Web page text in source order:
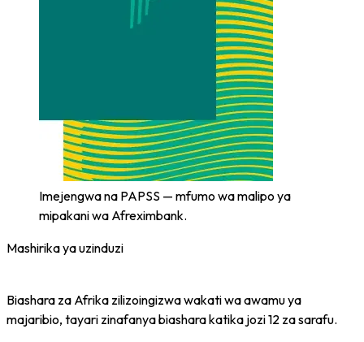
Imejengwa na PAPSS — mfumo wa malipo ya
mipakani wa Afreximbank.
Mashirika ya uzinduzi
Biashara za Afrika zilizoingizwa wakati wa awamu ya
majaribio, tayari zinafanya biashara katika jozi 12 za sarafu.